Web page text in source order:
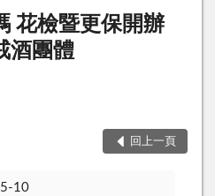
花檢暨更保開辦
酒團體
回上一頁
10